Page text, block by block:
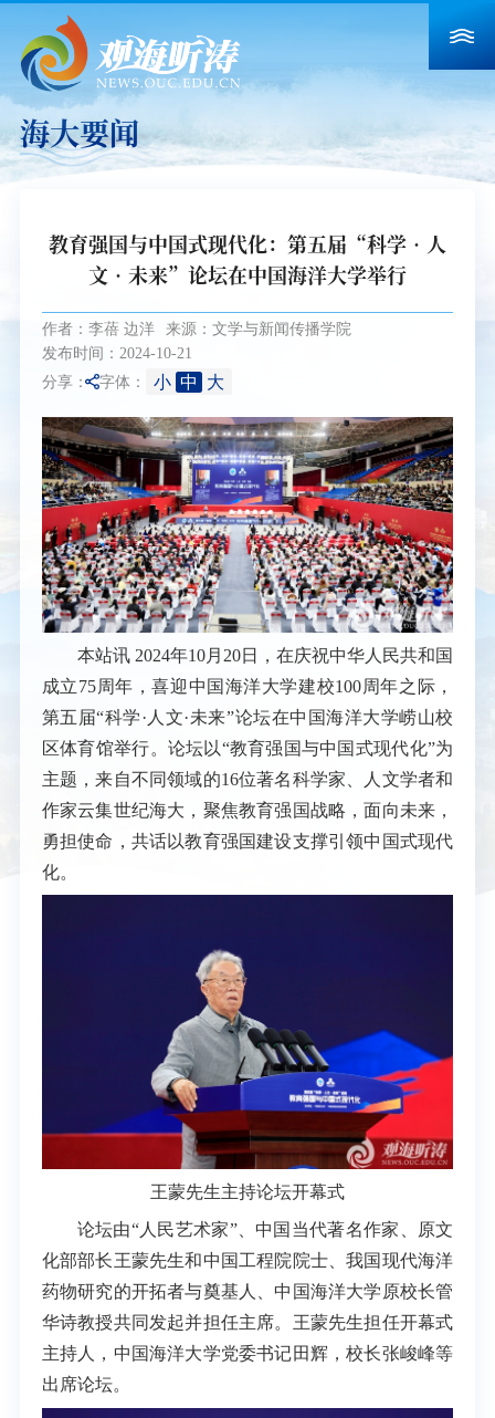
海大要闻
教育强国与中国式现代化：第五届“科学•人
文•未来”论坛在中国海洋大学举行
作者：李蓓 边洋
来源：文学与新闻传播学院
发布时间：2024-10-21
分享： 字体： 小 中 大
本站讯2024年10月20日，在庆祝中华人民共和国
成立75周年，喜迎中国海洋大学建校100周年之际，
第五届“科学·人文·未来”论坛在中国海洋大学崂山校
区体育馆举行。论坛以“教育强国与中国式现代化”为
主题，来自不同领域的16位著名科学家、人文学者和
作家云集世纪海大，聚焦教育强国战略，面向未来，
勇担使命，共话以教育强国建设支撑引领中国式现代
化。
王蒙先生主持论坛开幕式
论坛由“人民艺术家”、中国当代著名作家、原文
化部部长王蒙先生和中国工程院院士、我国现代海洋
药物研究的开拓者与奠基人、中国海洋大学原校长管
华诗教授共同发起并担任主席。王蒙先生担任开幕式
主持人，中国海洋大学党委书记田辉，校长张峻峰等
出席论坛。